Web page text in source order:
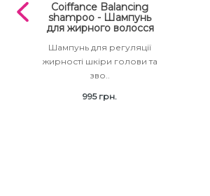
Coiffance Balancing
shampoo - Шампунь
для жирного волосся
Шампунь для регуляції
жирності шкіри голови та
зво..
995 грн.